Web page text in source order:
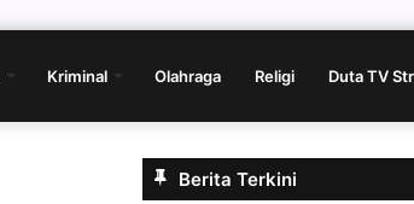
Kriminal Olahraga Religi Duta TV
Berita Terkini